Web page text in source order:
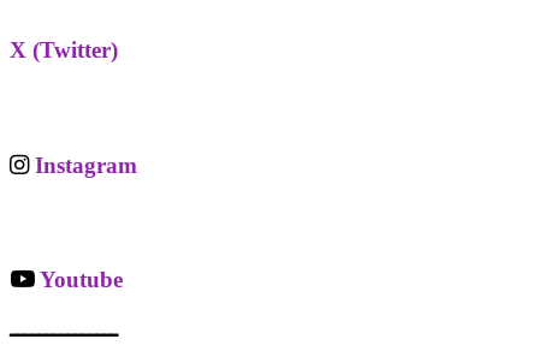
X (Twitter)
Instagram
Youtube
ـــــــــــــــ